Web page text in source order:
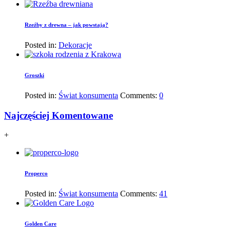
Rzeźby z drewna – jak powstają?
Posted in: Dekoracje
Groszki
Posted in: Świat konsumenta Comments: 0
Najczęściej Komentowane
+
Properco
Posted in: Świat konsumenta Comments: 41
Golden Care